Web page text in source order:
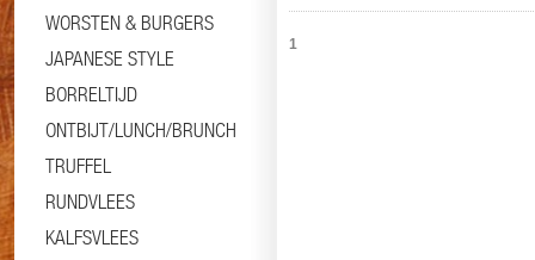
WORSTEN & BURGERS
JAPANESE STYLE
BORRELTIJD
ONTBIJT/LUNCH/BRUNCH
TRUFFEL
RUNDVLEES
KALFSVLEES
1